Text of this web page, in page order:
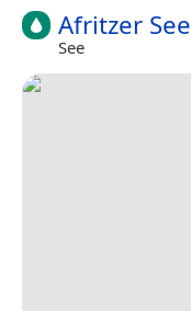
Afritzer See
See